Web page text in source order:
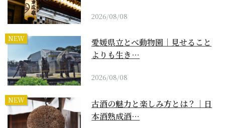
2026/08/08
NEW
愛媛県立とべ動物園｜見せること
よりも生き…
2026/08/08
NEW
古酒の魅力と楽しみ方とは？｜日
本酒熟成酒…